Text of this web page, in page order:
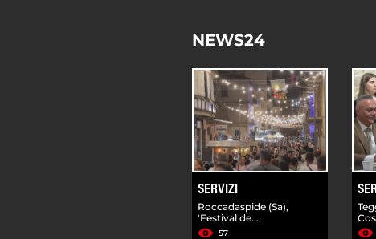
NEWS24
SERVIZI
Roccadaspide (Sa),
'Festival de...
57